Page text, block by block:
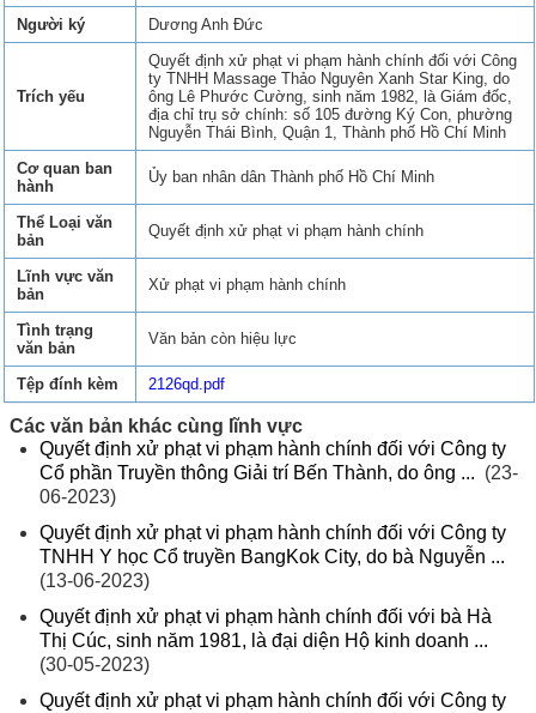
Người ký
Dương Anh Đức
Trích yếu
Quyết định xử phạt vi phạm hành chính đối với Công
ty TNHH Massage Thảo Nguyên Xanh Star King, do
ông Lê Phước Cường, sinh năm 1982, là Giám đốc,
địa chỉ trụ sở chính: số 105 đường Ký Con, phường
Nguyễn Thái Bình, Quận 1, Thành phố Hồ Chí Minh
Cơ quan ban
hành
Ủy ban nhân dân Thành phố Hồ Chí Minh
Thể Loại văn
bản
Quyết định xử phạt vi phạm hành chính
Lĩnh vực văn
bản
Xử phạt vi phạm hành chính
Tình trạng
văn bản
Văn bản còn hiệu lực
Tệp đính kèm 2126qd.pdf
Các văn bản khác cùng lĩnh vực
Quyết định xử phạt vi phạm hành chính đối với Công ty
Cổ phần Truyền thông Giải trí Bến Thành, do ông ... (23-
06-2023)
Quyết định xử phạt vi phạm hành chính đối với Công ty
TNHH Y học Cổ truyền BangKok City, do bà Nguyễn ...
(13-06-2023)
Quyết định xử phạt vi phạm hành chính đối với bà Hà
Thị Cúc, sinh năm 1981, là đại diện Hộ kinh doanh ...
(30-05-2023)
Quyết định xử phạt vi phạm hành chính đối với Công ty